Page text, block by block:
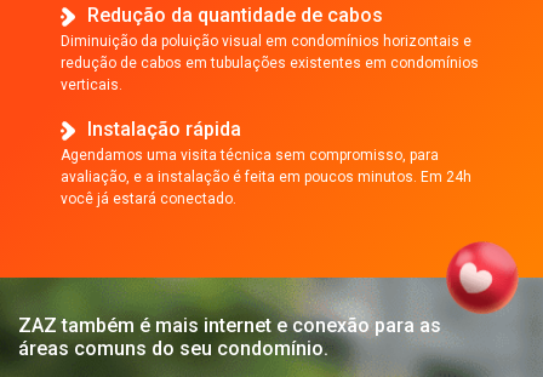
Redução da quantidade de cabos
Diminuição da poluição visual em condomínios horizontais e
redução de cabos em tubulações existentes em condomínios
verticais.
Instalação rápida
Agendamos uma visita técnica sem compromisso, para
avaliação, e a instalação é feita em poucos minutos. Em 24h
você já estará conectado.
ZAZ também é mais internet e conexão para as
áreas comuns do seu condomínio.